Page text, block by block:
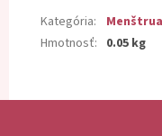
Kategória:
Hmotnosť: 0.05 kg